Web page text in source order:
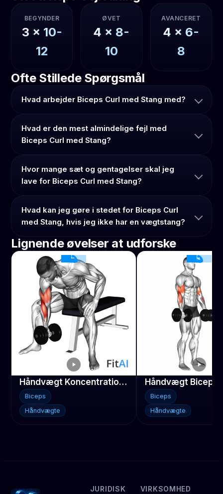
BEGYNDER
3 x 10-
12
ØVET
4 x 8-
10
AVANCERET
4 x 6-
8
Ofte Stillede Spørgsmål
Hvad arbejder Biceps Curl med Stang med?
Hvad er den mest almindelige fejl med
Biceps Curl med Stang?
Hvor mange sæt og gentagelser skal jeg
lave for Biceps Curl med Stang?
Hvad kan jeg gøre i stedet for Biceps Curl
med Stang, hvis jeg ikke har en vægtstang?
Lignende øvelser at udforske
Håndvægt Koncentrationscurl
Biceps
Håndvægte
Håndvægt Biceps
Biceps
Håndvægte
JURIDISK VIRKSOMHED